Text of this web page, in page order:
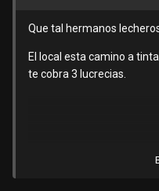
Que tal hermanos
El local esta camino a
te cobra 3 lucrecias.